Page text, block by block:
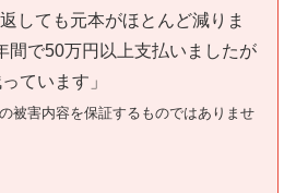
しても元本がほとんど減りま
間で50万円以上支払いましたが
ています」
被害内容を保証するものではありませ